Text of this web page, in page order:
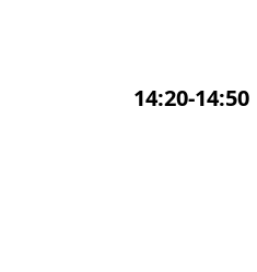
14:20-14:50